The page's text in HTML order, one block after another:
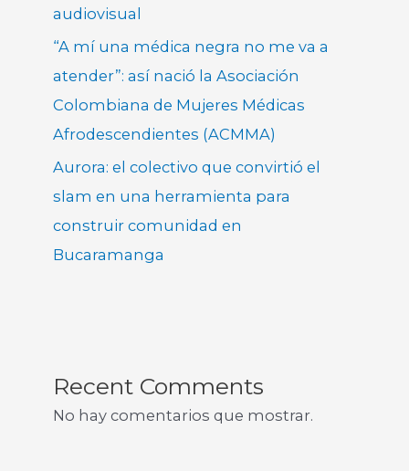
audiovisual
“A mí una médica negra no me va a
atender”: así nació la Asociación
Colombiana de Mujeres Médicas
Afrodescendientes (ACMMA)
Aurora: el colectivo que convirtió el
slam en una herramienta para
construir comunidad en
Bucaramanga
Recent Comments
No hay comentarios que mostrar.